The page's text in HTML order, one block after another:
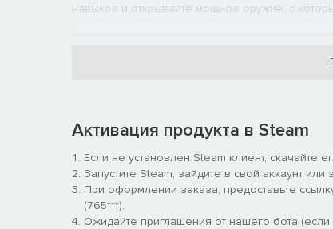
навыков и открывайте мощное оружие, с
ИССЛЕДУЙТЕ ДРЕВНИЙ МИР
Активация продукта в Steam
Если не установлен Steam клиент, скачайте
Запустите Steam, зайдите в свой аккаунт
При оформлении заказа, предоставьте
(765***).
Ожидайте приглашения от нашего бота